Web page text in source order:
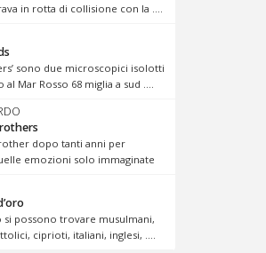
in rotta di collisione con la ....
sono due microscopici isolotti
Mar Rosso 68 miglia a sud ....
dopo tanti anni per
emozioni solo immaginate
si possono trovare musulmani,
ciprioti, italiani, inglesi, ....